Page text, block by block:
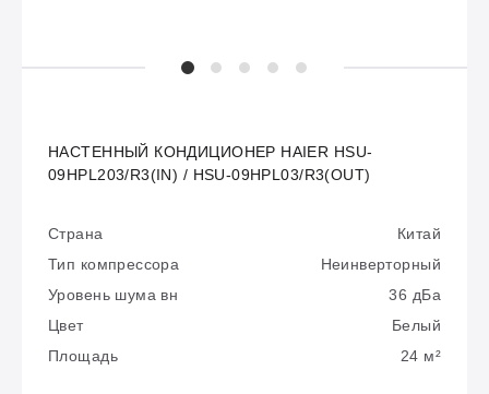
НАСТЕННЫЙ КОНДИЦИОНЕР HAIER HSU-
09HPL203/R3(IN) / HSU-09HPL03/R3(OUT)
Страна
Китай
Тип компрессора
Неинверторный
Уровень шума вн
36 дБа
Цвет
Белый
Площадь
24 м²